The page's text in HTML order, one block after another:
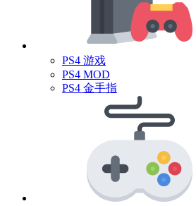
PS4 游戏
PS4 MOD
PS4 金手指